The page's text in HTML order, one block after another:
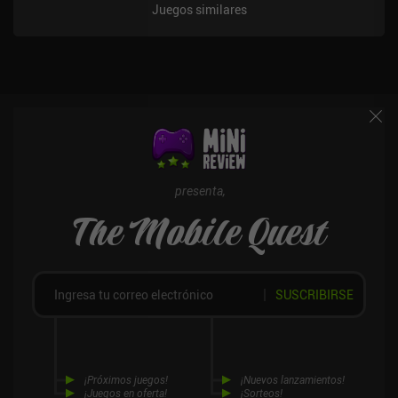
tiempos de espera para desbloquear nuevos minijuegos. Por
Juegos similares
presenta,
The Mobile Quest
¡Próximos juegos!
¡Juegos en oferta!
¡Nuevos lanzamientos!
¡Sorteos!
SUSCRIBIRSE